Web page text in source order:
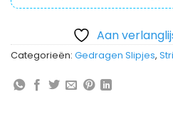
Aan
Categorieën: Gedragen Slipjes,